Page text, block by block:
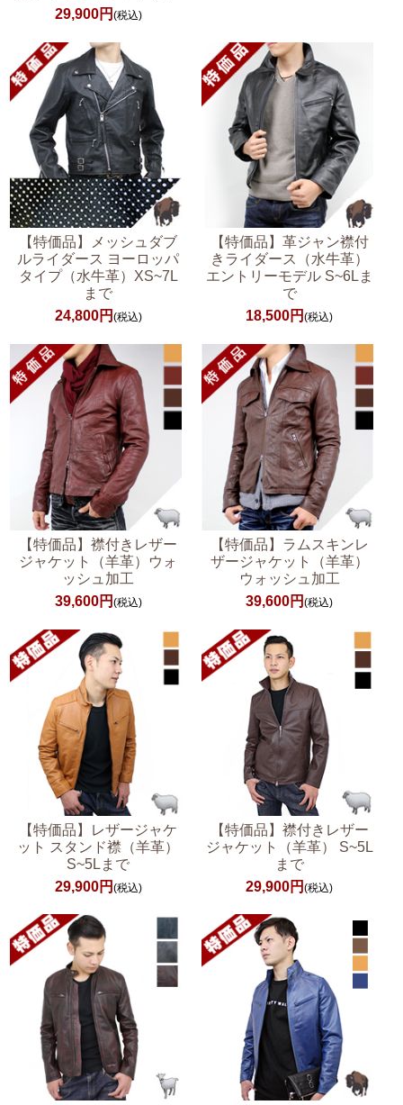
29,900円 (税込)
【特価品】メッシュダブ
ルライダース ヨーロッパ
タイプ（水牛革）XS~7L
まで
24,800円 (税込)
【特価品】革ジャン襟付
きライダース（水牛革）
エントリーモデル S~6Lま
で
18,500円(税込)
【特価品】襟付きレザー
ジャケット（羊革）ウォ
ッシュ加工
39,600円 (税込)
【特価品】ラムスキンレ
ザージャケット（羊革）
ウォッシュ加工
39,600円(税込)
【特価品】レザージャケ
ット スタンド襟（羊革）
S~5Lまで
29,900円 (税込)
【特価品】襟付きレザー
ジャケット（羊革） S~5L
まで
29,900円(税込)